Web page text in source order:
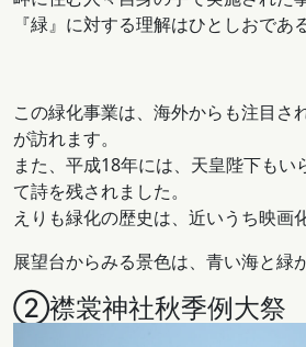
『緑』に対する理解はひとしおであ
この緑化事業は、海外からも注目さ
が訪れます。
また、平成18年には、天皇陛下もい
て詩を残されました。
えりも緑化の歴史は、近いうち映画
展望台からみる景色は、青い海と緑
②襟裳神社秋季例大祭